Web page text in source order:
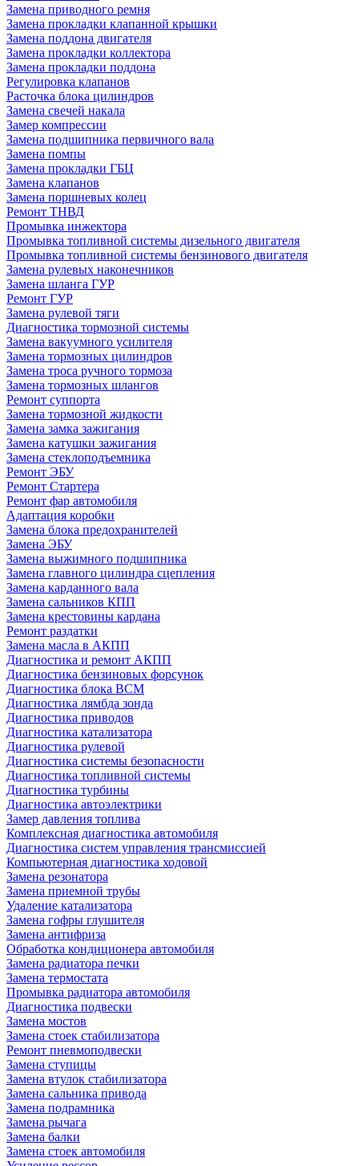
Замена приводного ремня
Замена прокладки клапанной крышки
Замена поддона двигателя
Замена прокладки коллектора
Замена прокладки поддона
Регулировка клапанов
Расточка блока цилиндров
Замена свечей накала
Замер компрессии
Замена подшипника первичного вала
Замена помпы
Замена прокладки ГБЦ
Замена клапанов
Замена поршневых колец
Ремонт ТНВД
Промывка инжектора
Промывка топливной системы дизельного двигателя
Промывка топливной системы бензинового двигателя
Замена рулевых наконечников
Замена шланга ГУР
Ремонт ГУР
Замена рулевой тяги
Диагностика тормозной системы
Замена вакуумного усилителя
Замена тормозных цилиндров
Замена троса ручного тормоза
Замена тормозных шлангов
Ремонт суппорта
Замена тормозной жидкости
Замена замка зажигания
Замена катушки зажигания
Замена стеклоподъемника
Ремонт ЭБУ
Ремонт Стартера
Ремонт фар автомобиля
Адаптация коробки
Замена блока предохранителей
Замена ЭБУ
Замена выжимного подшипника
Замена главного цилиндра сцепления
Замена карданного вала
Замена сальников КПП
Замена крестовины кардана
Ремонт раздатки
Замена масла в АКПП
Диагностика и ремонт АКПП
Диагностика бензиновых форсунок
Диагностика блока BCM
Диагностика лямбда зонда
Диагностика приводов
Диагностика катализатора
Диагностика рулевой
Диагностика системы безопасности
Диагностика топливной системы
Диагностика турбины
Диагностика автоэлектрики
Замер давления топлива
Комплексная диагностика автомобиля
Диагностика систем управления трансмиссией
Компьютерная диагностика ходовой
Замена резонатора
Замена приемной трубы
Удаление катализатора
Замена гофры глушителя
Замена антифриза
Обработка кондиционера автомобиля
Замена радиатора печки
Замена термостата
Промывка радиатора автомобиля
Диагностика подвески
Замена мостов
Замена стоек стабилизатора
Ремонт пневмоподвески
Замена ступицы
Замена втулок стабилизатора
Замена сальника привода
Замена подрамника
Замена рычага
Замена балки
Замена стоек автомобиля